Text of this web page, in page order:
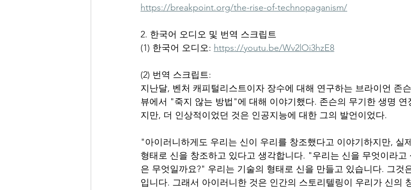
https://breakpoint.org/the-rise-of-technopaganism/
2. 한국어 오디오 및 번역 스크립트
(1) 한국어 오디오: https://youtu.be/Wv2lOi3hzE8
(2) 번역 스크립트:
지난달, 벤처 캐피털리스트이자 장수에 대해 연구하는 브라이언 존
뷰에서 "죽지 않는 방법"에 대해 이야기했다. 존슨의 무기한 생명 연
지만, 더 인상적이었던 것은 인공지능에 대한 그의 발언이었다.
"아이러니하게도 우리는 신이 우리를 창조했다고 이야기하지만, 실
형태로 신을 창조하고 있다고 생각합니다. "우리는 신을 무엇이라고
은 무엇일까요?" 우리는 기술의 형태로 신을 만들고 있습니다. 그것
입니다. 그래서 아이러니한 것은 인간의 스토리텔링이 우리가 신의